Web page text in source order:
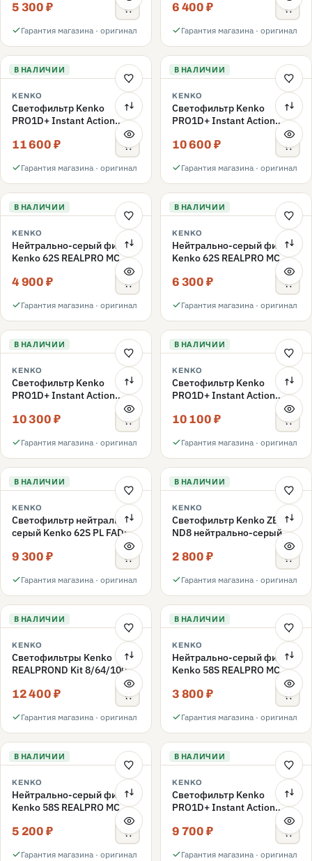
5 300 ₽
Гарантия магазина · оригинал
6 400 ₽
Гарантия магазина · оригинал
В НАЛИЧИИ
KENKO
Светофильтр Kenko
PRO1D+ Instant Action
Variable NDX3-450+C-PLS
переменной плотности
11 600 ₽
Гарантия магазина · оригинал
В НАЛИЧИИ
KENKO
Светофильтр Kenko
PRO1D+ Instant Action
Variable NDX3-450+C-PL
переменной плотности
10 600 ₽
Гарантия магазина · оригинал
В НАЛИЧИИ
KENKO
Нейтрально-серый фильтр
Kenko 62S REALPRO MC
4 900 ₽
Гарантия магазина · оригинал
В НАЛИЧИИ
KENKO
Нейтрально-серый фильтр
Kenko 62S REALPRO MC
6 300 ₽
Гарантия магазина · оригинал
В НАЛИЧИИ
KENKO
Светофильтр Kenko
PRO1D+ Instant Action
Variable NDX3-450+C-PLS
переменной плотности
10 300 ₽
Гарантия магазина · оригинал
В НАЛИЧИИ
KENKO
Светофильтр Kenko
PRO1D+ Instant Action
Variable NDX3-450+C-PL
переменной плотности
10 100 ₽
Гарантия магазина · оригинал
В НАЛИЧИИ
KENKO
Светофильтр нейтрально-
серый Kenko 62S PL FADER
с переменной плотностью
ND3-ND400 62mm
9 300 ₽
Гарантия магазина · оригинал
В НАЛИЧИИ
KENKO
Светофильтр Kenko ZETA
ND8 нейтрально-серый
2 800 ₽
Гарантия магазина · оригинал
В НАЛИЧИИ
KENKO
Светофильтры Kenko
REALPROND Kit 8/64/1000
12 400 ₽
Гарантия магазина · оригинал
В НАЛИЧИИ
KENKO
Нейтрально-серый фильтр
Kenko 58S REALPRO MC
3 800 ₽
Гарантия магазина · оригинал
В НАЛИЧИИ
KENKO
Нейтрально-серый фильтр
Kenko 58S REALPRO MC
5 200 ₽
Гарантия магазина · оригинал
В НАЛИЧИИ
KENKO
Светофильтр Kenko
PRO1D+ Instant Action
Variable NDX3-450+C-PLS
переменной плотности
9 700 ₽
Гарантия магазина · оригинал